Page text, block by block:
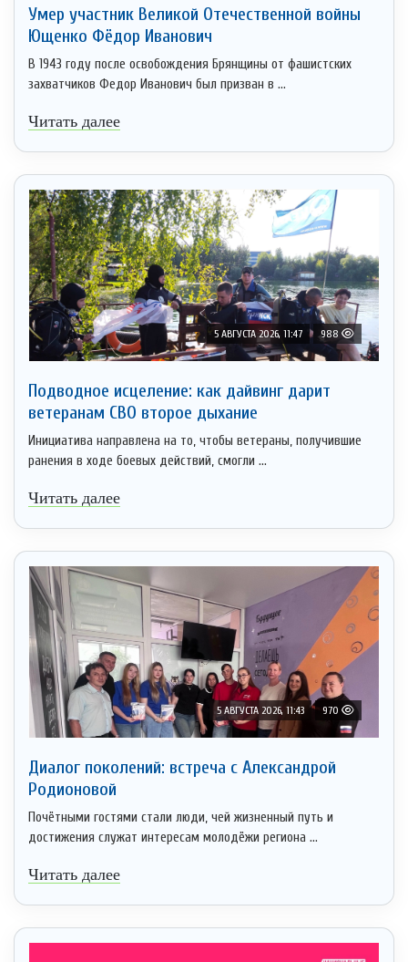
Умер участник Великой Отечественной войны
Ющенко Фёдор Иванович
В 1943 году после освобождения Брянщины от фашистских
захватчиков Федор Иванович был призван в ...
Читать далее
5 АВГУСТА 2026, 11:47 988
Подводное исцеление: как дайвинг дарит
ветеранам СВО второе дыхание
Инициатива направлена на то, чтобы ветераны, получившие
ранения в ходе боевых действий, смогли ...
Читать далее
5 АВГУСТА 2026, 11:43 970
Диалог поколений: встреча с Александрой
Родионовой
Почётными гостями стали люди, чей жизненный путь и
достижения служат интересам молодёжи региона ...
Читать далее